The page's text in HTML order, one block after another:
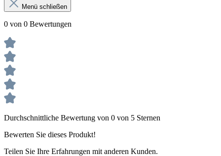
Menü schließen
0 von 0 Bewertungen
Durchschnittliche Bewertung von 0 von 5 Sternen
Bewerten Sie dieses Produkt!
Teilen Sie Ihre Erfahrungen mit anderen Kunden.